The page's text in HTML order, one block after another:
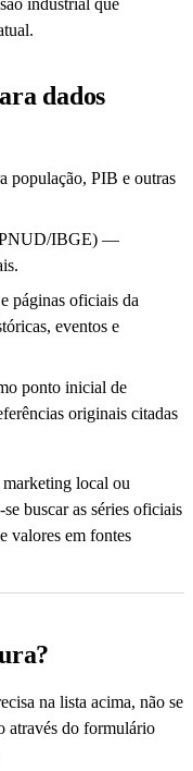
industrial que
dados
população, PIB e outras
IBGE) —
páginas oficiais da
eventos e
ponto inicial de
originais citadas
local ou
buscar as séries oficiais
valores em fontes
na lista acima, não se
através do formulário